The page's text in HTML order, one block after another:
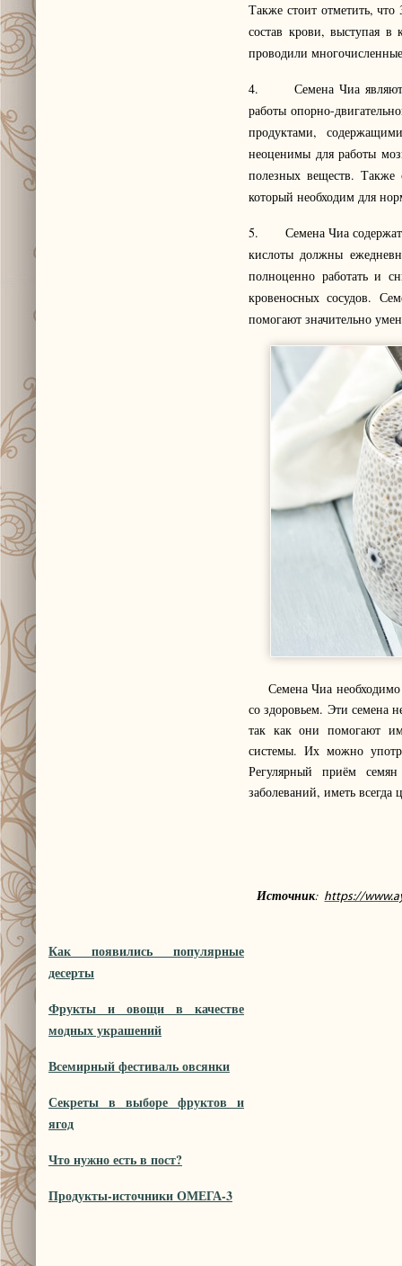
Также стоит отметить,
состав крови, выступая в
проводили
4. Семена Чиа являются
работы опорно-
продуктами,
неоценимы для работы
полезных веществ. Также
который необходим для
5. Семена Чиа содержат
кислоты должны
полноценно работать и
кровеносных сосудов.
помогают значительно
Семена Чиа необходимо
со здоровьем. Эти семена
так как они помогают
системы. Их можно
Регулярный приём
заболеваний, иметь
Источник: https://
Как появились популярные
десерты
Фрукты и овощи в качестве
модных украшений
Всемирный фестиваль овсянки
Секреты в выборе фруктов и
ягод
Что нужно есть в пост?
Продукты-источники ОМЕГА-3